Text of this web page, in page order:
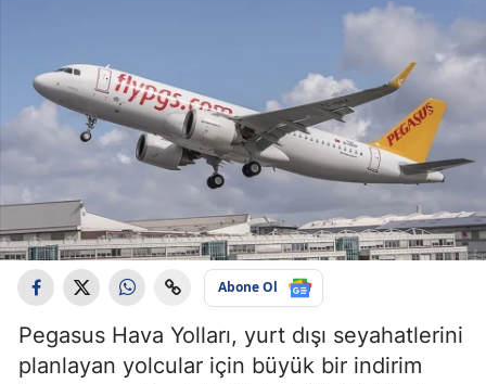
Abone Ol
Pegasus Hava Yolları, yurt dışı seyahatlerini
planlayan yolcular için büyük bir indirim